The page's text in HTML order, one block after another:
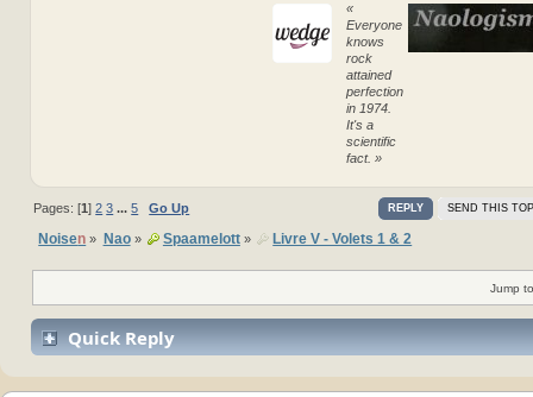
«
Everyone
knows
rock
attained
perfection
in 1974.
It's a
scientific
fact. »
REPLY SEND THIS
Pages: [1]2 3 ...5 Go Up
Noisen » Nao» Spaamelott» Livre V - Volets 1 & 2
Jump
Quick Reply